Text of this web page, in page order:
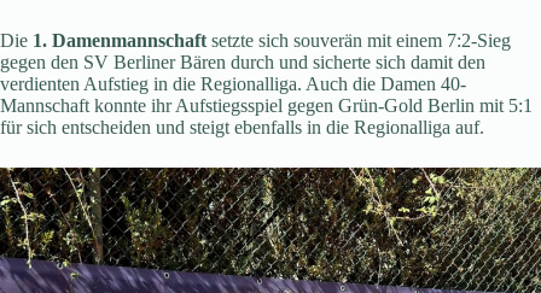
Die 1. Damenmannschaft setzte sich souverän mit einem 7:2-Sieg
gegen den SV Berliner Bären durch und sicherte sich damit den
verdienten Aufstieg in die Regionalliga. Auch die Damen 40-
Mannschaft konnte ihr Aufstiegsspiel gegen Grün-Gold Berlin mit 5:1
für sich entscheiden und steigt ebenfalls in die Regionalliga auf.